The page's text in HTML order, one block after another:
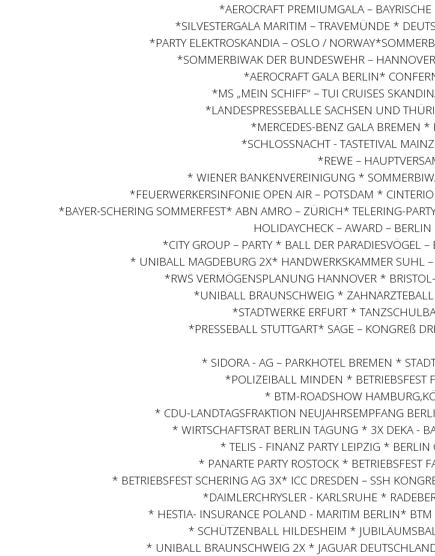
*AEROCRAFT PREMIUMGALA –
*SILVESTERGALA MARITIM – TRAVEMÜNDE *
*PARTY ELEKTROSKANDIA – OSLO /
*SOMMERBIWAK DER BUNDESWEHR –
*AEROCRAFT GALA BERLIN*
*MS „MEIN SCHIFF“ – TUI CRUISES
*LANDESPRESSEBÄLLE SACHSEN UND
*MERCEDES-BENZ GALA BREMEN
*SCHLOSSNACHT - TASTETIVAL
*REWE –
* WIENER BANKENVEREINIGUNG *
*FEUERWERKERSINFONIE OPEN AIR – POTSDAM *
*BAYER-SCHERING SOMMERFEST* ABN AMRO – ZÜRICH* TELERING-
HOLIDAYCHECK – AWARD –
*CITY GROUP – PARTY * BALL DER PARADIESVÖGEL
* UNIBALL MAGDEBURG 2X* HANDWERKSKAMMER SUHL
*RWS VERMÖGENSPLANUNG HANNOVER *
*UNIBALL BRAUNSCHWEIG *
*STADTWERKE ERFURT *
*PRESSEBALL STUTTGART* SAGE – KONGREß
* SIDORA - AG – PARKHOTEL BREMEN *
*POLIZEIBALL MINDEN * BETRIEBSFEST
* BTM-ROADSHOW
* CDU-LANDTAGSFRAKTION NEUJAHRSEMPFANG
* WIRTSCHAFTSRAT BERLIN TAGUNG * 3X DEKA -
* TELIS - FINANZ PARTY LEIPZIG * BERLIN
* PANARTE PARTY ROSTOCK * BETRIEBSFEST
* BETRIEBSFEST SCHERING AG 3X* ICC DRESDEN – SSH
*DAIMLERCHRYSLER - KARLSRUHE *
* HESTIA- INSURANCE POLAND - MARITIM BERLIN*
* SCHÜTZENBALL HILDESHEIM *
* UNIBALL BRAUNSCHWEIG 2X * JAGUAR